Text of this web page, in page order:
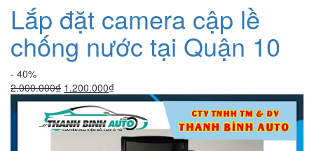
Lắp đặt camera cập lề
chống nước tại Quận 10
- 40%
2.000.000₫ Giá
gốc
là:
2.000.000₫.
1.200.000₫Giá
hiện
tại
là:
1.200.000₫.